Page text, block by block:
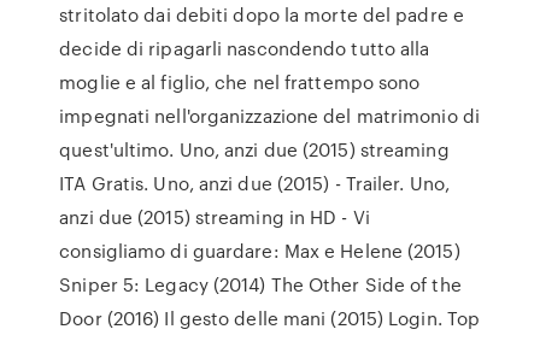
stritolato dai debiti dopo la morte del padre e
decide di ripagarli nascondendo tutto alla
moglie e al figlio, che nel frattempo sono
impegnati nell'organizzazione del matrimonio di
quest'ultimo. Uno, anzi due (2015) streaming
ITA Gratis. Uno, anzi due (2015) - Trailer. Uno,
anzi due (2015) streaming in HD - Vi
consigliamo di guardare: Max e Helene (2015)
Sniper 5: Legacy (2014) The Other Side of the
Door (2016) Il gesto delle mani (2015) Login. Top